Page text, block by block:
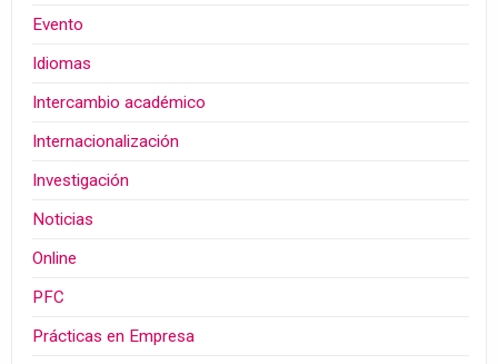
Evento
Idiomas
Intercambio académico
Internacionalización
Investigación
Noticias
Online
PFC
Prácticas en Empresa